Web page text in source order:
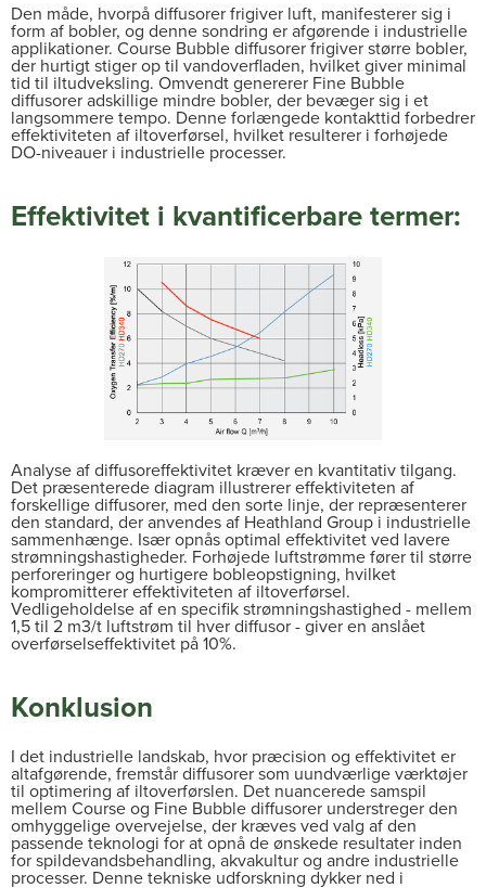
Den måde, hvorpå diffusorer frigiver luft, manifesterer sig i
form af bobler, og denne sondring er afgørende i industrielle
applikationer. Course Bubble diffusorer frigiver større bobler,
der hurtigt stiger op til vandoverfladen, hvilket giver minimal
tid til iltudveksling. Omvendt genererer Fine Bubble
diffusorer adskillige mindre bobler, der bevæger sig i et
langsommere tempo. Denne forlængede kontakttid forbedrer
effektiviteten af iltoverførsel, hvilket resulterer i forhøjede
DO-niveauer i industrielle processer.
Effektivitet i kvantificerbare termer:
Analyse af diffusoreffektivitet kræver en kvantitativ tilgang.
Det præsenterede diagram illustrerer effektiviteten af
forskellige diffusorer, med den sorte linje, der repræsenterer
den standard, der anvendes af Heathland Group i industrielle
sammenhænge. Især opnås optimal effektivitet ved lavere
strømningshastigheder. Forhøjede luftstrømme fører til større
perforeringer og hurtigere bobleopstigning, hvilket
kompromitterer effektiviteten af iltoverførsel.
Vedligeholdelse af en specifik strømningshastighed - mellem
1,5 til 2 m3/t luftstrøm til hver diffusor - giver en anslået
overførselseffektivitet på 10%.
Konklusion
I det industrielle landskab, hvor præcision og effektivitet er
altafgørende, fremstår diffusorer som uundværlige værktøjer
til optimering af iltoverførslen. Det nuancerede samspil
mellem Course og Fine Bubble diffusorer understreger den
omhyggelige overvejelse, der kræves ved valg af den
passende teknologi for at opnå de ønskede resultater inden
for spildevandsbehandling, akvakultur og andre industrielle
processer. Denne tekniske udforskning dykker ned i